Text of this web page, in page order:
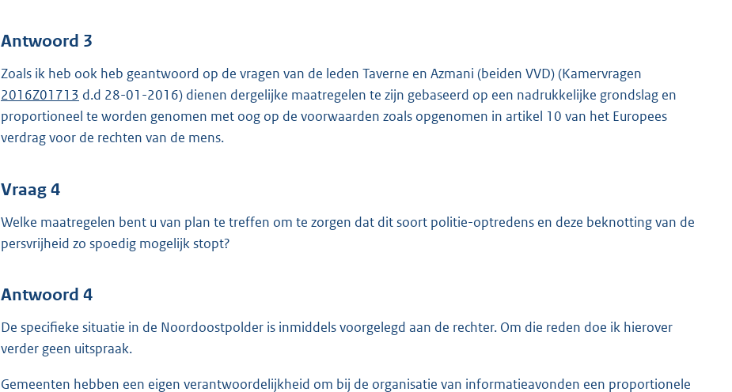
Antwoord 3
Zoals ik heb ook heb geantwoord op de vragen van de leden Taverne en Azmani (beiden VVD) (Kamervragen
2016Z01713 d.d 28-01-2016) dienen dergelijke maatregelen te zijn gebaseerd op een nadrukkelijke grondslag en
proportioneel te worden genomen met oog op de voorwaarden zoals opgenomen in artikel 10 van het Europees
verdrag voor de rechten van de mens.
Vraag 4
Welke maatregelen bent u van plan te treffen om te zorgen dat dit soort politie-optredens en deze beknotting van de
persvrijheid zo spoedig mogelijk stopt?
Antwoord 4
De specifieke situatie in de Noordoostpolder is inmiddels voorgelegd aan de rechter. Om die reden doe ik hierover
verder geen uitspraak.
Gemeenten hebben een eigen verantwoordelijkheid om bij de organisatie van informatieavonden een proportionele